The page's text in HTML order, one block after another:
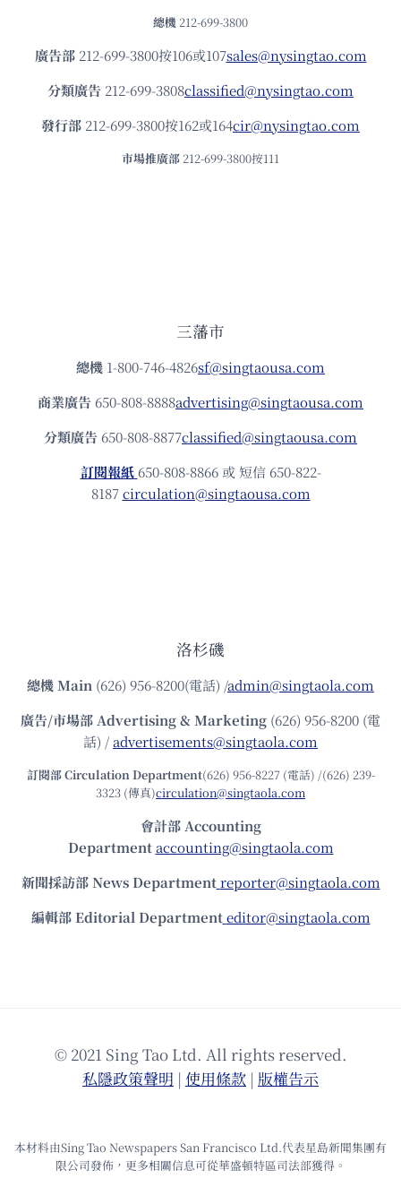
總機 212-699-3800
廣告部212-699-3800按106或107sales@nysingtao.com
分類廣告 212-699-3808classified@nysingtao.com
發⾏部 212-699-3800按162或164cir@nysingtao.com
市場推廣部 212-699-3800按111
三藩市
總機 1-800-746-4826sf@singtaousa.com
商業廣告 650-808-8888advertising@singtaousa.com
分類廣告 650-808-8877classified@singtaousa.com
訂閱報紙 650-808-8866 或 短信 650-822-
8187circulation@singtaousa.com
洛杉磯
總機Main (626) 956-8200(電話) /admin@singtaola.com
廣告/市場部Advertising & Marketing (626) 956-8200 (電
話) /advertisements@singtaola.com
訂閱部 Circulation Department(626) 956-8227 (電話) /(626) 239-
3323 (傳真)circulation@singtaola.com
會計部 Accounting
Department accounting@singtaola.com
新聞採訪部 News Department reporter@singtaola.com
編輯部 Editorial Department editor@singtaola.com
© 2021 Sing Tao Ltd. All rights reserved.
私隱政策聲明 | 使⽤條款 | 版權告⽰
本材料由Sing Tao Newspapers San Francisco Ltd.代表星島新聞集團有
限公司發佈，更多相關信息可從華盛頓特區司法部獲得。